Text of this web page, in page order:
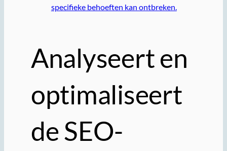
specifieke behoeften kan ontbreken.
Analyseert en
optimaliseert
de SEO-